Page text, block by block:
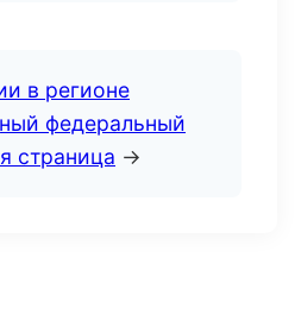
в регионе
федеральный
страница →